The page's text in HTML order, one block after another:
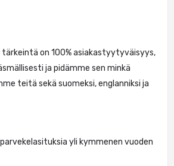
on 100% asiakastyytyväisyys,
ja pidämme sen minkä
teitä sekä suomeksi, englanniksi ja
yli kymmenen vuoden